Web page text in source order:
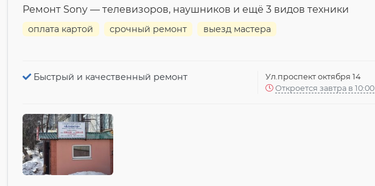
Ремонт Sony — телевизоров, наушников и ещё 3 видов техники
оплата картой срочный ремонт выезд мастера
Быстрый и качественный ремонт
Ул.проспект октября 14
Откроется завтра в 10:00